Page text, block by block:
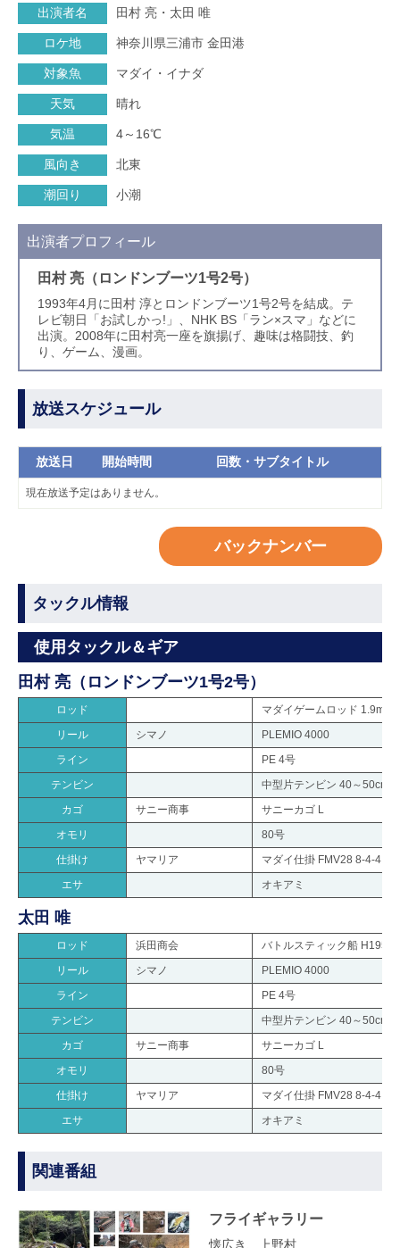
出演者名 田村 亮・太田 唯
ロケ地 神奈川県三浦市 金田港
対象魚 マダイ・イナダ
天気 晴れ
気温 4～16℃
風向き 北東
潮回り 小潮
出演者プロフィール
田村 亮（ロンドンブーツ1号2号）
1993年4月に田村 淳とロンドンブーツ1号2号を結成。テ
レビ朝日「お試しかっ!」、NHK BS「ラン×スマ」などに
出演。2008年に田村亮一座を旗揚げ、趣味は格闘技、釣
り、ゲーム、漫画。
放送スケジュール
放送日 開始時間 回数・サブタイトル
現在放送予定はありません。
バックナンバー
タックル情報
使用タックル＆ギア
田村 亮（ロンドンブーツ1号2号）
ロッド
マダイゲームロッド 1.9m
リール
シマノ
PLEMIO 4000
ライン
PE 4号
テンビン
中型片テンビン 40～50cm
カゴ
サニー商事
サニーカゴ L
オモリ
80号
仕掛け
ヤマリア
マダイ仕掛 FMV28 8-4-4
エサ
オキアミ
太田 唯
ロッド 浜田商会
バトルスティック船 H195
リール
シマノ
PLEMIO 4000
ライン
PE 4号
テンビン
中型片テンビン 40～50cm
カゴ
サニー商事
サニーカゴ L
オモリ
80号
仕掛け
ヤマリア
マダイ仕掛 FMV28 8-4-4
エサ
オキアミ
関連番組
フライギャラリー
懐広き、上野村